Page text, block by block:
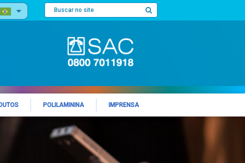
POLILAMININA IMPRENSA